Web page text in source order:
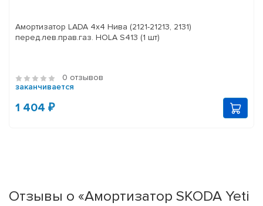
Амортизатор LADA 4x4 Нива (2121-21213, 2131)
перед.лев.прав.газ. HOLA S413 (1 шт)
0 отзывов
заканчивается
1 404 ₽
Отзывы о «Амортизатор SKODA Yeti